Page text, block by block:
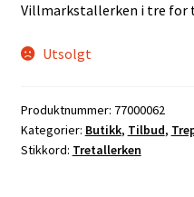
var:
er:
Villmarkstallerken i tre for
Utsolgt
Produktnummer: 77000062
Kategorier: Butikk, Tilbud,
Stikkord: Tretallerken